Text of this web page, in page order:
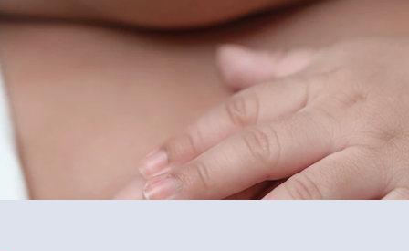
Über uns
Karriere
Online Shop